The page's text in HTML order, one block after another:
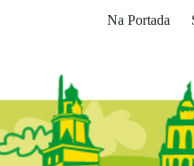
Na Portada